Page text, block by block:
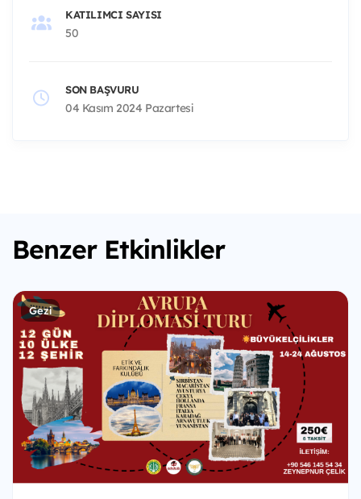
KATILIMCI SAYISI
50
SON BAŞVURU
04 Kasım 2024 Pazartesi
Benzer Etkinlikler
Gezi